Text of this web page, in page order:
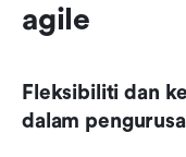
agile
Fleksibiliti dan
dalam